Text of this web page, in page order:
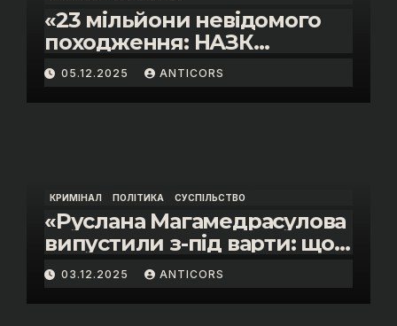
«23 мільйони невідомого
походження: НАЗК
викрило розкішне життя
інспектора митниці “Тиса”
Василя Пупени»
05.12.2025 ANTICORS
КРИМІНАЛ ПОЛІТИКА СУСПІЛЬСТВО
«Руслана Магамедрасулова
випустили з-під варти: що
відбувалось у залі суду»
03.12.2025 ANTICORS